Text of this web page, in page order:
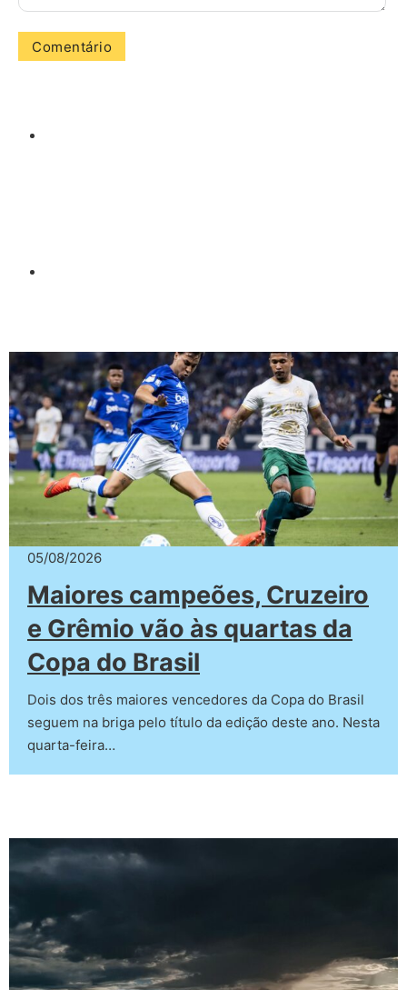
05/08/2026
Maiores campeões, Cruzeiro
e Grêmio vão às quartas da
Copa do Brasil
Dois dos três maiores vencedores da Copa do Brasil
seguem na briga pelo título da edição deste ano. Nesta
quarta-feira…